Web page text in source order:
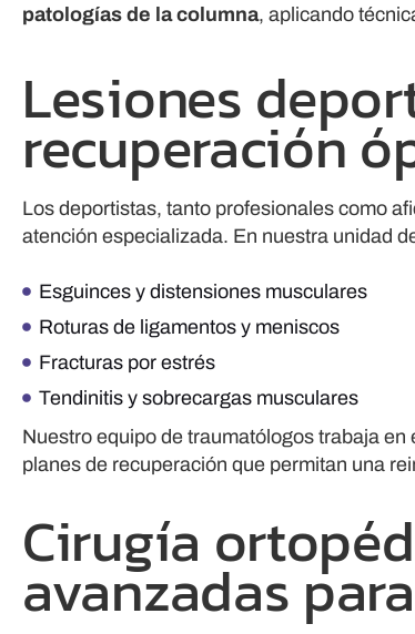
patologías de la columna, aplicando
Lesiones
recuperación
Los deportistas, tanto profesionales como
atención especializada. En nuestra unidad
Esguinces y distensiones musculares
Roturas de ligamentos y meniscos
Fracturas por estrés
Tendinitis y sobrecargas musculares
Nuestro equipo de traumatólogos trabaja
planes de recuperación que permitan una
Cirugía
avanzadas